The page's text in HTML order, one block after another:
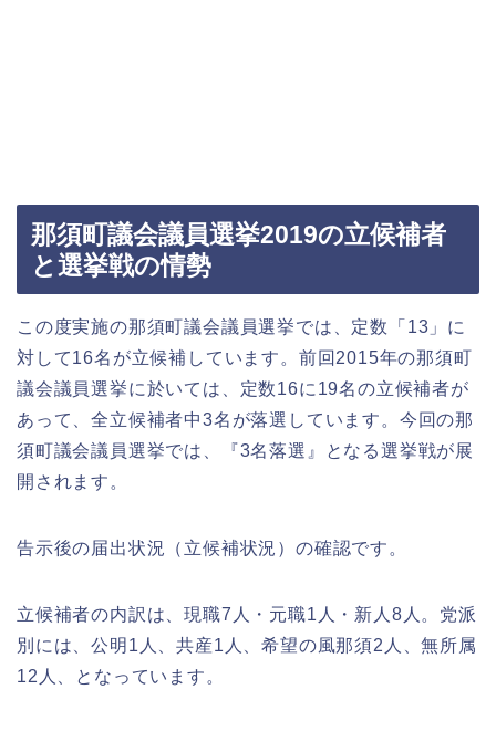
那須町議会議員選挙2019の立候補者
と選挙戦の情勢
この度実施の那須町議会議員選挙では、定数「13」に
対して16名が立候補しています。前回2015年の那須町
議会議員選挙に於いては、定数16に19名の立候補者が
あって、全立候補者中3名が落選しています。今回の那
須町議会議員選挙では、『3名落選』となる選挙戦が展
開されます。
告示後の届出状況（立候補状況）の確認です。
立候補者の内訳は、現職7人・元職1人・新人8人。党派
別には、公明1人、共産1人、希望の風那須2人、無所属
12人、となっています。